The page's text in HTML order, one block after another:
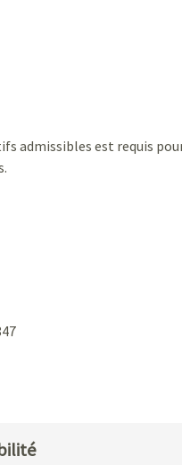
admissibles est requis